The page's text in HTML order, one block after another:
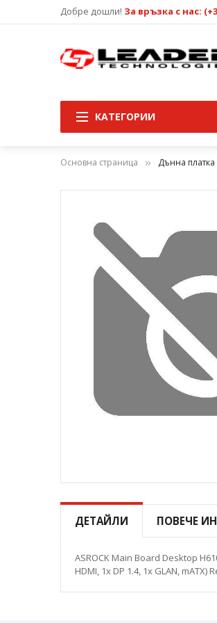
Добре дошли! За връзка с нас:
КАТЕГОРИИ
Основна страница Дънна платка
галерията
изображенията
към
началото
снимки
ДЕТАЙЛИ ПОВЕЧЕ
ASROCK Main Board Desktop
HDMI, 1x DP 1.4, 1x GLAN, mATX)